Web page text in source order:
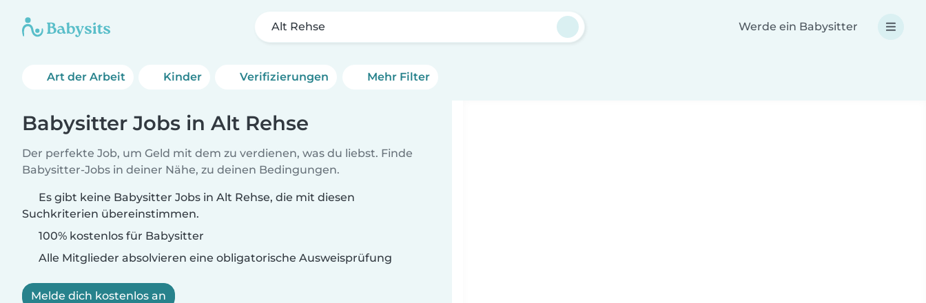
Alt Rehse Werde ein Babysitter
Art der Arbeit Kinder Verifizierungen Mehr Filter
Babysitter Jobs in Alt Rehse
Der perfekte Job, um Geld mit dem zu verdienen, was du liebst. Finde
Babysitter-Jobs in deiner Nähe, zu deinen Bedingungen.
Es gibt keine Babysitter Jobs in Alt Rehse, die mit diesen
Suchkriterien übereinstimmen.
100% kostenlos für Babysitter
Alle Mitglieder absolvieren eine obligatorische Ausweisprüfung
Melde dich kostenlos an